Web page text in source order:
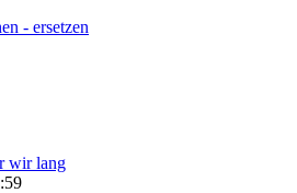
- ersetzen
wir lang